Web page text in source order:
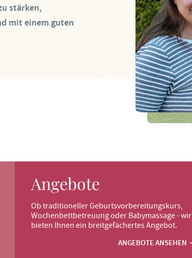
stärken,
mit einem guten
Angebote
Ob traditioneller Geburtsvorbereitungskurs,
Wochenbettbetreuung oder Babymassage - wir
bieten Ihnen ein breitgefächertes Angebot.
ANGEBOTE ANSEHEN